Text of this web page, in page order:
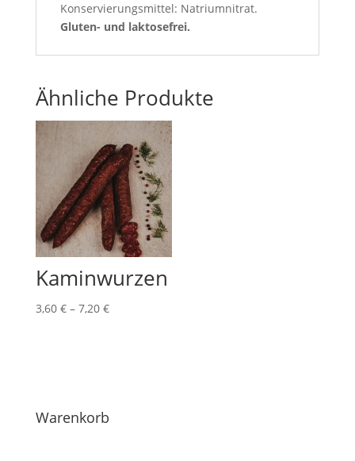
Konservierungsmittel: Natriumnitrat.
Gluten- und laktosefrei.
Ähnliche Produkte
Kaminwurzen
3,60 € – 7,20 €Preisspanne:
Warenkorb